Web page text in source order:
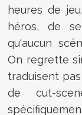
heures de
héros, de
qu'aucun
On regrette
traduisent
de cut-